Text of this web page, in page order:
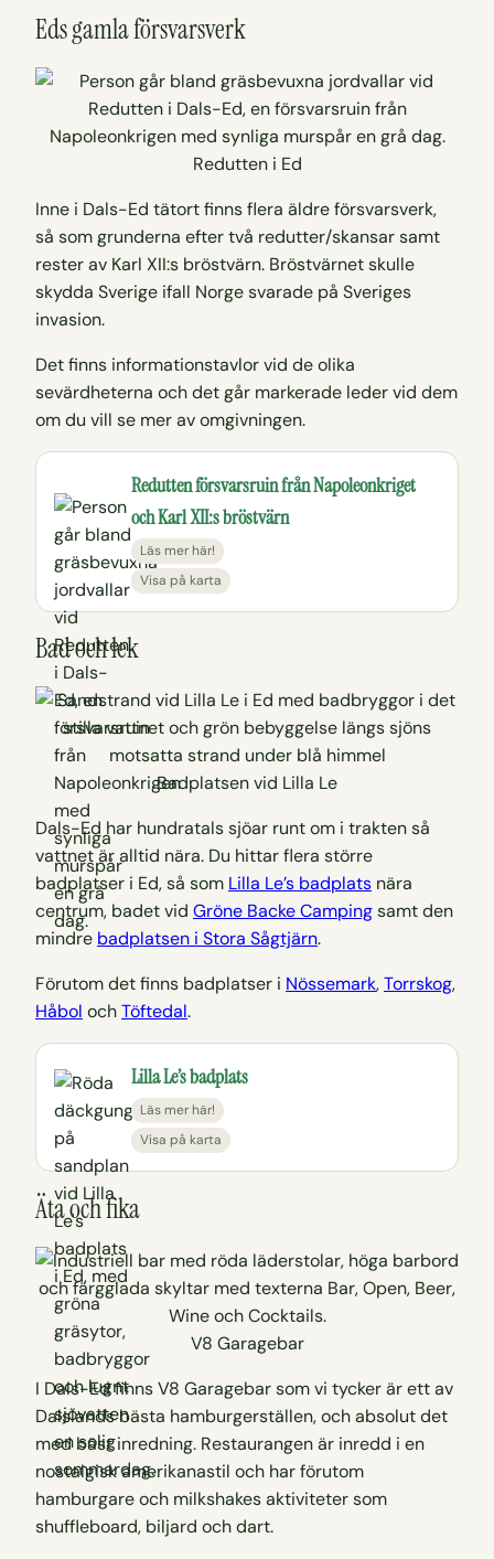
Eds gamla försvarsverk
Redutten i Ed
Inne i Dals-Ed tätort finns flera äldre försvarsverk,
så som grunderna efter två redutter/skansar samt
rester av Karl XII:s bröstvärn. Bröstvärnet skulle
skydda Sverige ifall Norge svarade på Sveriges
invasion.
Det finns informationstavlor vid de olika
sevärdheterna och det går markerade leder vid dem
om du vill se mer av omgivningen.
Redutten försvarsruin från Napoleonkriget
och Karl XII:s bröstvärn
Läs mer här!
Visa på karta
Bad och lek
Badplatsen vid Lilla Le
Dals-Ed har hundratals sjöar runt om i trakten så
vattnet är alltid nära. Du hittar flera större
badplatser i Ed, så som Lilla Le’s badplats nära
centrum, badet vid Gröne Backe Campingsamt den
mindre badplatsen i Stora Sågtjärn.
Förutom det finns badplatser i Nössemark,Torrskog,
Håbol ochTöftedal.
Lilla Le’s badplats
Läs mer här!
Visa på karta
Äta och fika
V8 Garagebar
I Dals-Ed finns V8 Garagebar som vi tycker är ett av
Dalslands bästa hamburgerställen, och absolut det
med bäst inredning. Restaurangen är inredd i en
nostalgisk amerikanastil och har förutom
hamburgare och milkshakes aktiviteter som
shuffleboard, biljard och dart.